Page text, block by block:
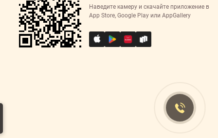
Наведите камеру и скачайте приложение в
App Store, Google Play или AppGallery